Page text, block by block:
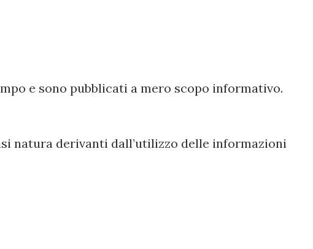
e sono pubblicati a mero scopo informativo.
natura derivanti dall’utilizzo delle informazioni